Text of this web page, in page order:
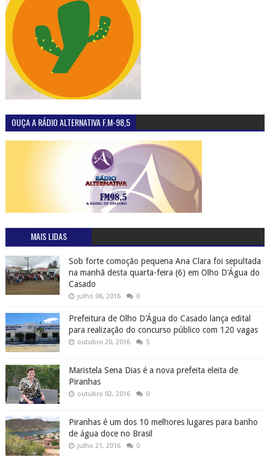
OUÇA A RÁDIO ALTERNATIVA F.M-98,5
MAIS LIDAS
Sob forte comoção pequena Ana Clara foi sepultada
na manhã desta quarta-feira (6) em Olho D'Água do
Casado
julho 06, 2016 0
Prefeitura de Olho D'Água do Casado lança edital
para realização do concurso público com 120 vagas
outubro 20, 2016 5
Maristela Sena Dias é a nova prefeita eleita de
Piranhas
outubro 02, 2016 0
Piranhas é um dos 10 melhores lugares para banho
de água doce no Brasil
julho 21, 2016 0